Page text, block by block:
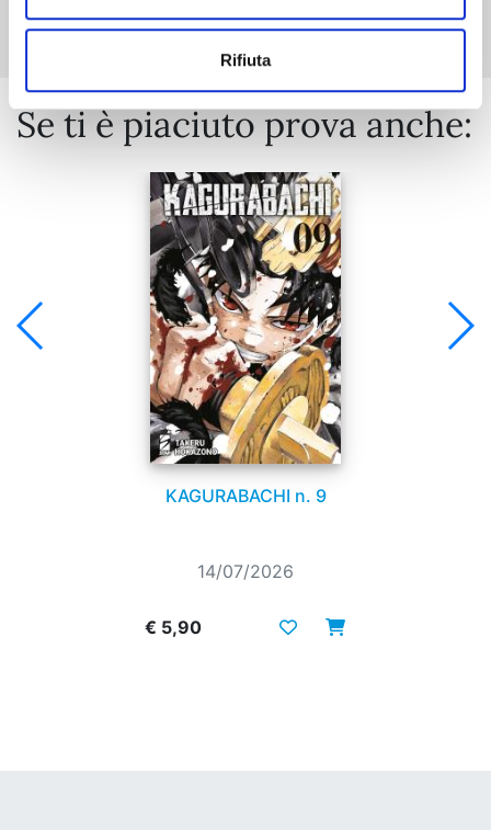
Rifiuta
Se ti è piaciuto prova anche:
KAGURABACHI n. 9
14/07/2026
€ 5,90